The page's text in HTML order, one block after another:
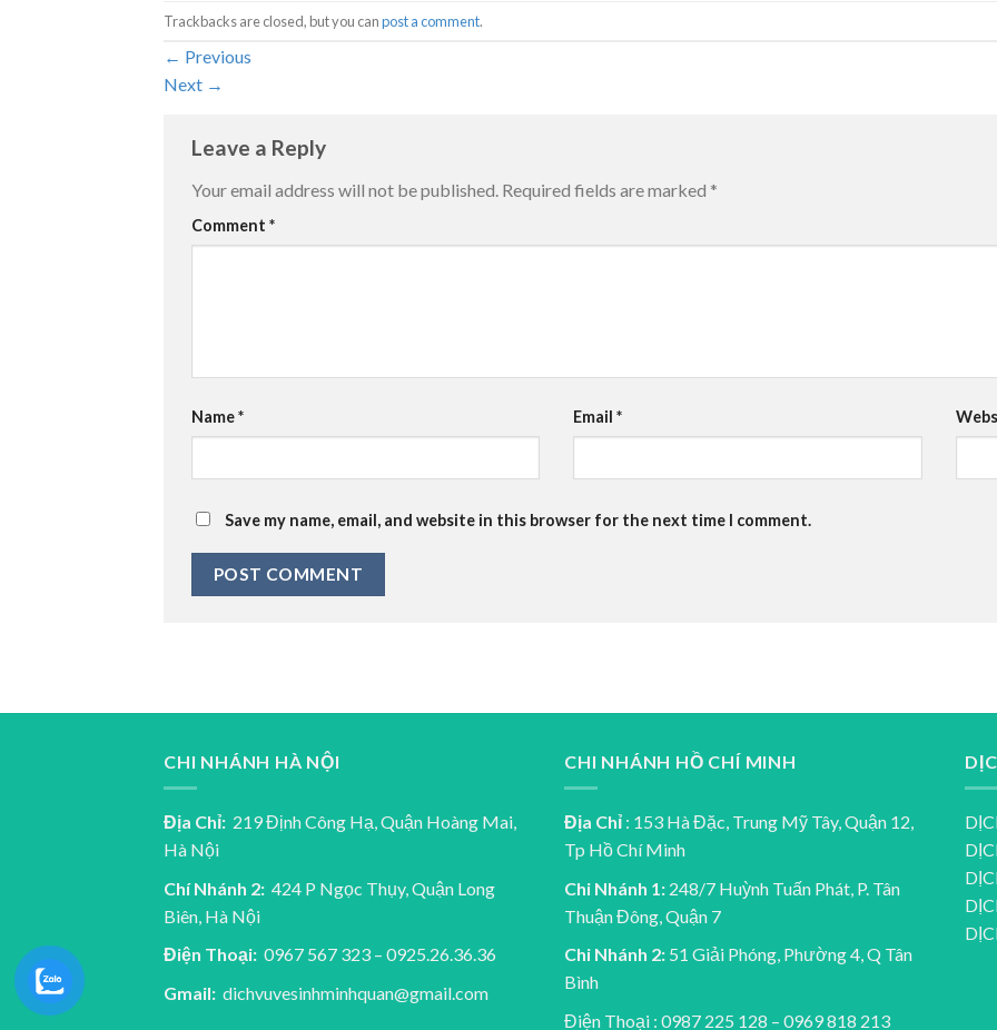
Trackbacks are closed, but you canpost a comment.
← Previous
Next →
Leave a Reply
Your email address will not be published. Required fields are marked *
Comment *
Name* Email*
Save my name, email, and website in this browser for the next time I comment.
CHI NHÁNH HÀ NỘI
Địa Chỉ: 219 Định Công Hạ, Quận Hoàng Mai,
Hà Nội
Chí Nhánh 2: 424 P Ngọc Thụy, Quận Long
Biên, Hà Nội
Điện Thoại: 0967 567 323 – 0925.26.36.36
Gmail: dichvuvesinhminhquan@gmail.com
CHI NHÁNH HỒ CHÍ MINH
Địa Chỉ : 153 Hà Đặc, Trung Mỹ Tây, Quận 12,
Tp Hồ Chí Minh
Chi Nhánh 1: 248/7 Huỳnh Tuấn Phát, P. Tân
Thuận Đông, Quận 7
Chi Nhánh 2: 51 Giải Phóng, Phường 4, Q Tân
Bình
Điện Thoại : 0987 225 128 – 0969 818 213